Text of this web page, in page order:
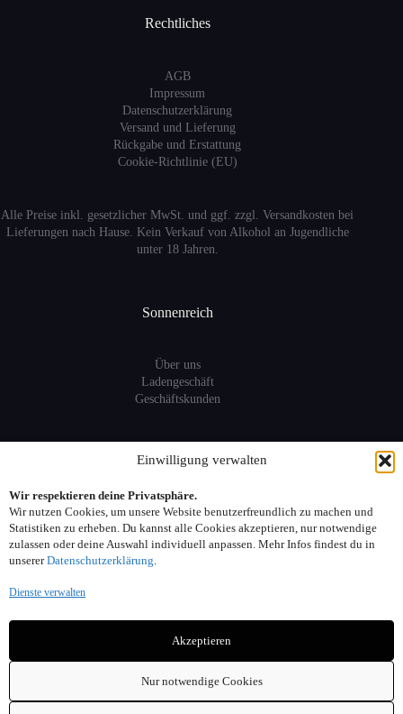
Einwilligung verwalten
Wir respektieren deine Privatsphäre.
Wir nutzen Cookies, um unsere Website benutzerfreundlich zu machen und
Statistiken zu erheben. Du kannst alle Cookies akzeptieren, nur notwendige
zulassen oder deine Auswahl individuell anpassen. Mehr Infos findest du in
unsererDatenschutzerklärung.
Dienste verwalten
Akzeptieren
Nur notwendige Cookies
Rechtliches
AGB
Impressum
Datenschutzerklärung
Versand und Lieferung
Rückgabe und Erstattung
Cookie-Richtlinie (EU)
Alle Preise inkl. gesetzlicher MwSt. und ggf. zzgl. Versandkosten bei
Lieferungen nach Hause. Kein Verkauf von Alkohol an Jugendliche
unter 18 Jahren.
Sonnenreich
Über uns
Ladengeschäft
Geschäftskunden
Information
Sitemap
FAQ
Adresse: Seelower Strasse 6, 10439 Berlin
Email: info(at)sonnenreich-weine.de